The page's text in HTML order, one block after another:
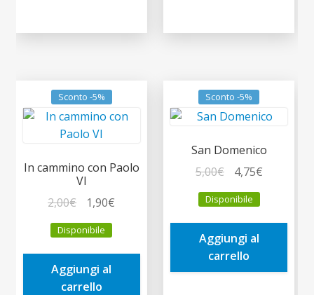
Sconto -5%
In cammino con Paolo
VI
2,00€
prezzo
originale
era:
2,00€.
1,90€
è:
Disponibile
Aggiungi al
carrello
Sconto -5%
San Domenico
5,00€
prezzo
originale
era:
5,00€.
4,75€Il
è:
Disponibile
Aggiungi al
carrello